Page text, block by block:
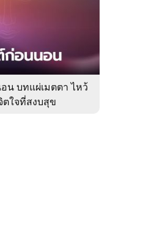
บทแผ่เมตตา ไหว้
ใจที่สงบสุข